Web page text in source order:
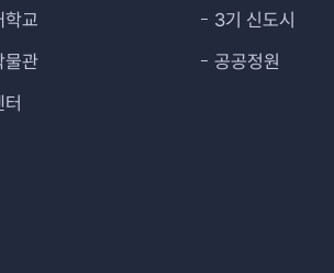
학교
물관
3기 신도시
공공정원